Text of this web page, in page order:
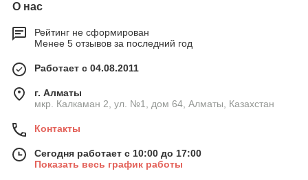
О нас
Рейтинг не сформирован
Менее 5 отзывов за последний год
Работает с 04.08.2011
г. Алматы
мкр. Калкаман 2, ул. №1, дом 64, Алматы, Казахстан
Контакты
Сегодня работает с 10:00 до 17:00
Показать весь график работы